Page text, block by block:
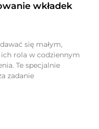
wkładek
się małym,
rola w codziennym
Te specjalnie
zadanie